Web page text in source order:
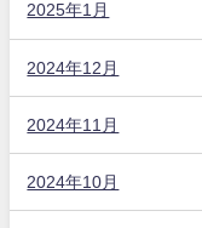
2025年1月
2024年12月
2024年11月
2024年10月